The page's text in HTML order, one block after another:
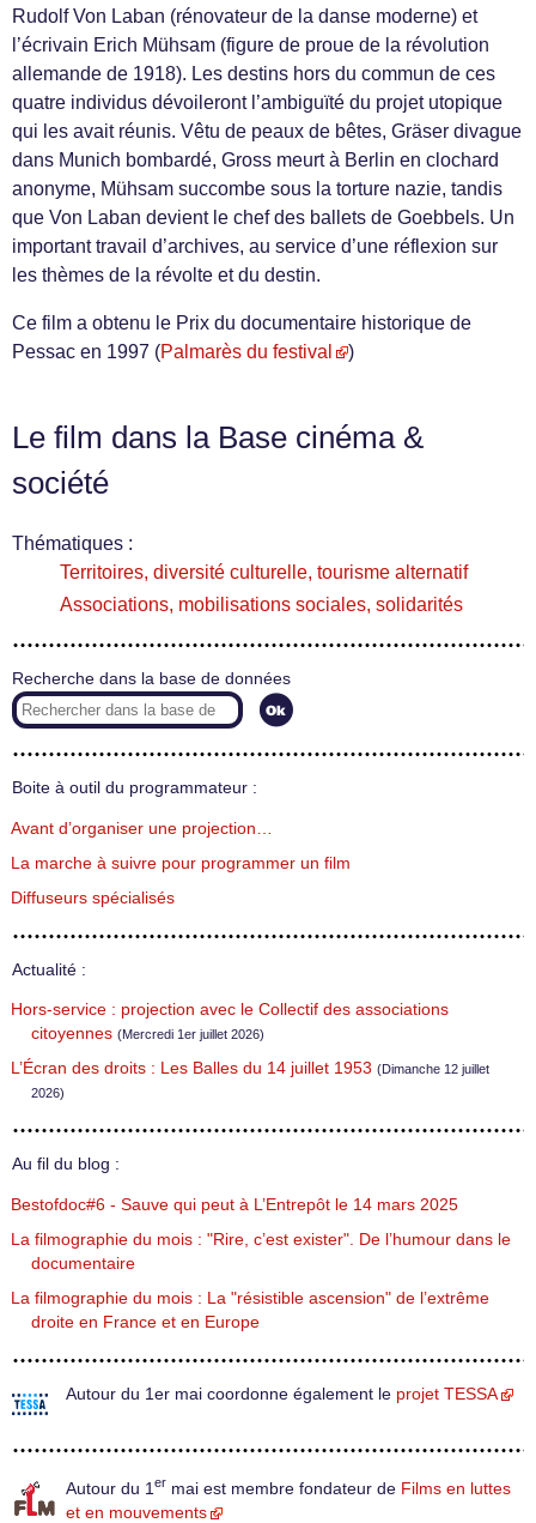
Rudolf Von Laban (rénovateur de la danse moderne) et
l’écrivain Erich Mühsam (figure de proue de la révolution
allemande de 1918). Les destins hors du commun de ces
quatre individus dévoileront l’ambiguïté du projet utopique
qui les avait réunis. Vêtu de peaux de bêtes, Gräser divague
dans Munich bombardé, Gross meurt à Berlin en clochard
anonyme, Mühsam succombe sous la torture nazie, tandis
que Von Laban devient le chef des ballets de Goebbels. Un
important travail d’archives, au service d’une réflexion sur
les thèmes de la révolte et du destin.
Ce film a obtenu le Prix du documentaire historique de
Pessac en 1997 (Palmarès du festival )
Le film dans la Base cinéma &
société
Thématiques :
Territoires, diversité culturelle, tourisme alternatif
Associations, mobilisations sociales, solidarités
Recherche dans la base de données
Boite à outil du programmateur :
Avant d’organiser une projection…
La marche à suivre pour programmer un film
Diffuseurs spécialisés
Actualité :
Hors-service : projection avec le Collectif des associations
citoyennes (Mercredi 1er juillet 2026)
L’Écran des droits : Les Balles du 14 juillet 1953 (Dimanche 12 juillet
2026)
Au fil du blog :
Bestofdoc#6 - Sauve qui peut à L’Entrepôt le 14 mars 2025
La filmographie du mois : "Rire, c’est exister". De l’humour dans le
documentaire
La filmographie du mois : La "résistible ascension" de l’extrême
droite en France et en Europe
Autour du 1er mai coordonne également le projet TESSA
Autour du 1 er mai est membre fondateur de Films en luttes
et en mouvements